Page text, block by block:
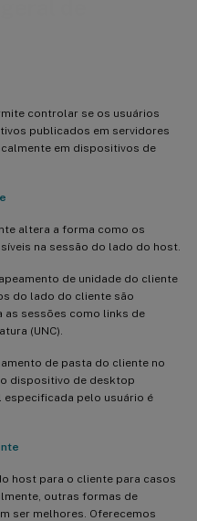
controlar se os usuários
publicados em servidores
em dispositivos de
altera a forma como os
na sessão do lado do host.
de unidade do cliente
do lado do cliente são
as sessões como links de
(UNC).
de pasta do cliente no
dispositivo de desktop
especificada pelo usuário é
host para o cliente para casos
outras formas de
ser melhores. Oferecemos